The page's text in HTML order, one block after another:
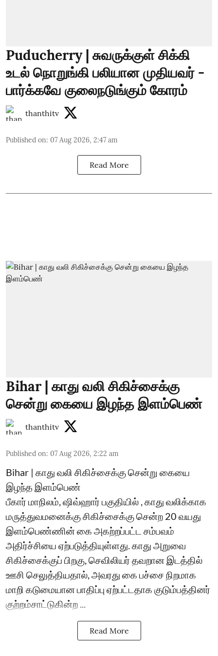
Puducherry | சுவருக்குள் சிக்கி
உடல் நொறுங்கி பலியான முதியவர் -
பார்க்கவே குலைநடுங்கும் கோரம்
thanthitv
Published on: 07 Aug 2026, 2:47 am
Read More
Bihar | காது வலி சிகிச்சைக்கு
சென்று கையை இழந்த இளம்பெண்
thanthitv
Published on: 07 Aug 2026, 2:22 am
Bihar | காது வலி சிகிச்சைக்கு சென்று கையை
இழந்த இளம்பெண்
பீகார் மாநிலம், ஷிவ்ஹார் பகுதியில் , காது வலிக்காக
மருத்துவமனைக்கு சிகிச்சைக்கு சென்ற 20 வயது
இளம்பெண்ணின் கை அகற்றப்பட்ட சம்பவம்
அதிர்ச்சியை ஏற்படுத்தியுள்ளது. காது அறுவை
சிகிச்சைக்குப் பிறகு, செவிலியர் தவறான இடத்தில்
ஊசி செலுத்தியதால், அவரது கை பச்சை நிறமாக
மாறி கடுமையான பாதிப்பு ஏற்பட்டதாக குடும்பத்தினர்
குற்றம்சாட்டுகின்ற ...
Read More